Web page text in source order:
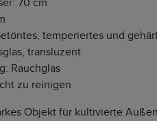
70 cm
temperiertes und
transluzent
Rauchglas
zu reinigen
Objekt für kultivierte